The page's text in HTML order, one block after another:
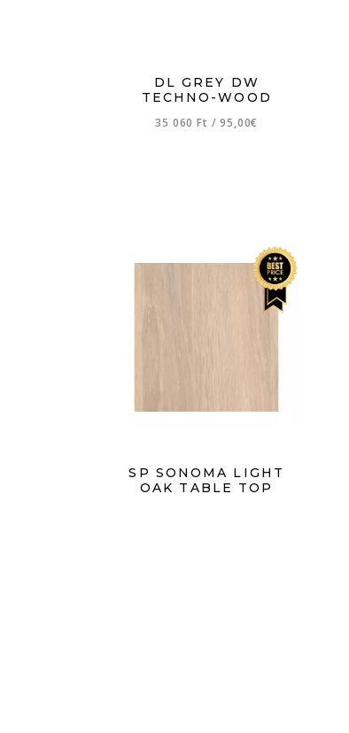
DL GREY DW
TECHNO-WOOD
35 060 Ft / 95,00€
SP SONOMA LIGHT
OAK TABLE TOP